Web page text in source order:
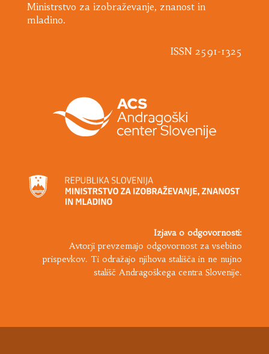
Ministrstvo za izobraževanje, znanost in
mladino.
ISSN 2591-1325
Izjava o odgovornosti:
Avtorji prevzemajo odgovornost za vsebino
prispevkov. Ti odražajo njihova stališča in ne nujno
stališč Andragoškega centra Slovenije.